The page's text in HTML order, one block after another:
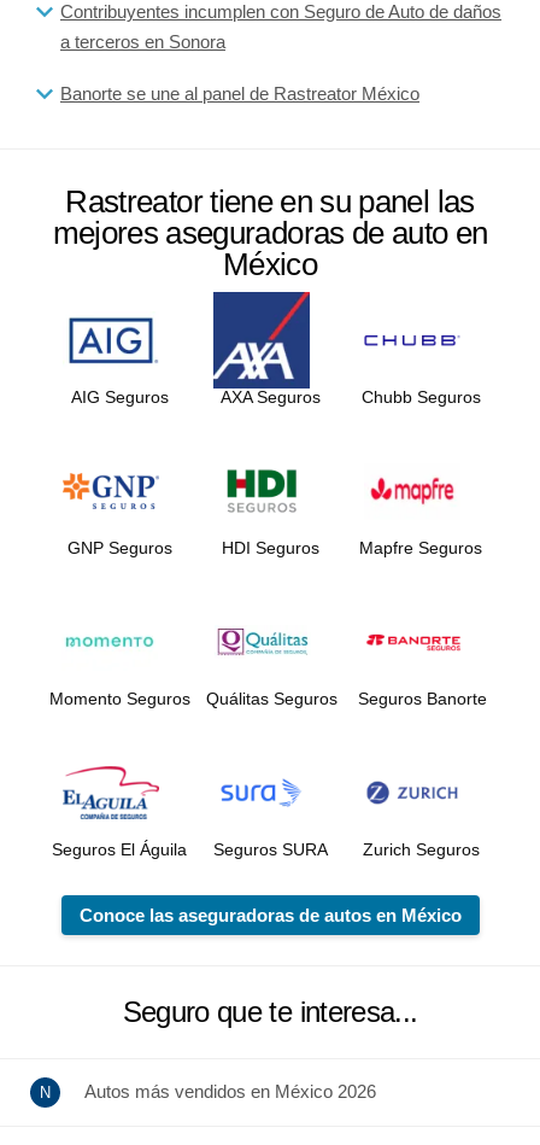
Contribuyentes incumplen con Seguro de Auto de daños
a terceros en Sonora
Banorte se une al panel de Rastreator México
Rastreator tiene en su panel las
mejores aseguradoras de auto en
México
AIG Seguros AXA Seguros Chubb Seguros
GNP Seguros HDI Seguros Mapfre Seguros
Momento Seguros Quálitas Seguros Seguros Banorte
Seguros El Águila Seguros SURA Zurich Seguros
Conoce las aseguradoras de autos en México
Seguro que te interesa...
Autos más vendidos en México 2026